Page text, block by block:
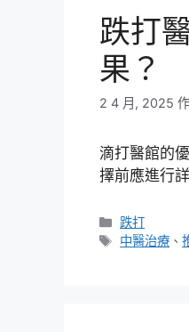
跌打
果？
2 4 月, 2025
滴打醫館的
擇前應進行
分
類
跌打
標
中醫治療 、